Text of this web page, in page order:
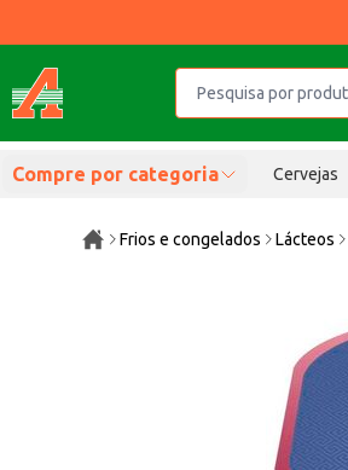
Compre por categoria Cervejas
Frios e congelados Lácteos